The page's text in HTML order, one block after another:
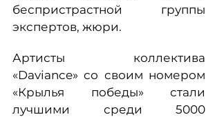
беспристрастной группы
экспертов, жюри.
Артисты коллектива
«Daviance» со своим номером
«Крылья победы» стали
лучшими среди 5000